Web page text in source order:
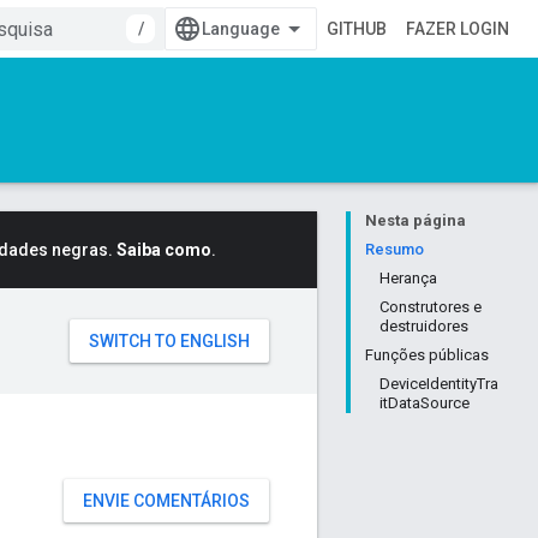
/
GITHUB FAZER LOGIN
Nesta página
Resumo
Herança
Construtores e
destruidores
Funções públicas
DeviceIdentityTra
itDataSource
negras. Saiba como.
ENVIE COMENTÁRIOS